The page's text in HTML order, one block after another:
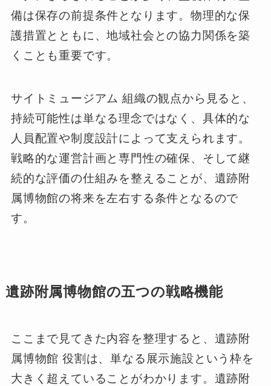
備は保存の前提条件となります。物理的な保
護措置とともに、地域社会との協力関係を築
くことも重要です。
サイトミュージアム 組織の観点から見ると、
持続可能性は単なる理念ではなく、具体的な
人員配置や制度設計によって支えられます。
戦略的な運営計画と専門性の確保、そして継
続的な評価の仕組みを整えることが、遺跡附
属博物館の将来を左右する条件となるので
す。
遺跡附属博物館の五つの戦略機能
ここまで見てきた内容を整理すると、遺跡附
属博物館 役割は、単なる展示施設という枠を
大きく超えていることがわかります。遺跡附